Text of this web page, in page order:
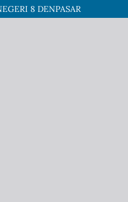
8 DENPASAR